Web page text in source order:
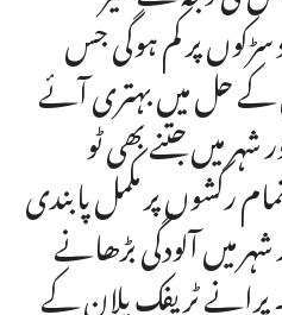
پر کم ہوگی جس
حل میں بہتری آئے
میں جتنے بھی ٹو
رکشوں پر مکمل پابندی
شہر میں آلودگی بڑھانے
ٹریفک پلان کے